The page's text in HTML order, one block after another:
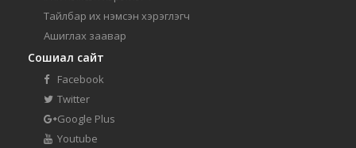
Тайлбар их нэмсэн хэрэглэгч
Ашиглах заавар
Сошиал сайт
Facebook
Twitter
Google Plus
Youtube